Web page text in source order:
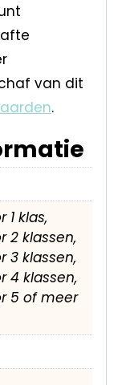
van dit
.
1 klas,
2 klassen,
3 klassen,
4 klassen,
5 of meer